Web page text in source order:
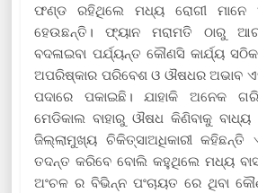
ଫଣ୍ଡ ରହିଥିଲେ ମଧ୍ୟ ରୋଗୀ ମାନେ
ହେଉଛନ୍ତି। ଫ୍ୟାନ ମରାମତି ଠାରୁ
ବଦଳାଇବା ପର୍ଯ୍ୟନ୍ତ କୌଣସି କାର୍ଯ୍ୟ
ଅପରିଷ୍କାର ପରିବେଶ ଓ ଔଷଧର ଅଭାବ
ପଦାରେ ପକାଇଛି। ଯାହାକି ଅନେକ
ମେଡିକାଲ ବାହାରୁ ଔଷଧ କିଣିବାକୁ
ଜିଲ୍ଲାମୁଖ୍ୟ ଚିକିତ୍ସାଅଧିକାରୀ
ତଦନ୍ତ କରିବେ ବୋଲି କହୁଥିଲେ ମଧ୍ୟ
ଅଂଚଳ ର ବିଭିନ୍ନ ପଂଚାୟତ ରେ ଥିବା